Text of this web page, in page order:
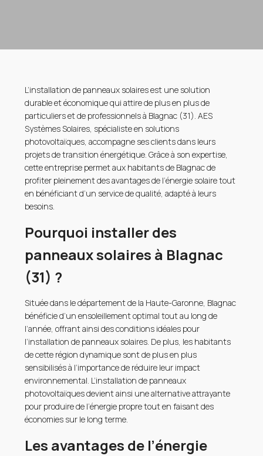
L’installation de panneaux solaires est une solution
durable et économique qui attire de plus en plus de
particuliers et de professionnels à Blagnac (31). AES
Systèmes Solaires, spécialiste en solutions
photovoltaïques, accompagne ses clients dans leurs
projets de transition énergétique. Grâce à son expertise,
cette entreprise permet aux habitants de Blagnac de
profiter pleinement des avantages de l’énergie solaire tout
en bénéficiant d’un service de qualité, adapté à leurs
besoins.
Pourquoi installer des
panneaux solaires à Blagnac
(31) ?
Située dans le département de la Haute-Garonne, Blagnac
bénéficie d’un ensoleillement optimal tout au long de
l’année, offrant ainsi des conditions idéales pour
l’installation de panneaux solaires. De plus, les habitants
de cette région dynamique sont de plus en plus
sensibilisés à l’importance de réduire leur impact
environnemental. L’installation de panneaux
photovoltaïques devient ainsi une alternative attrayante
pour produire de l’énergie propre tout en faisant des
économies sur le long terme.
Les avantages de l’énergie